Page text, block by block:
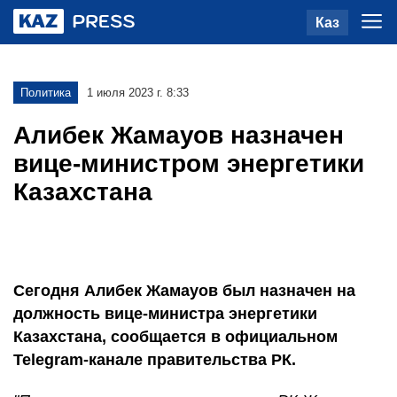
Каз
Политика 1 июля 2023 г. 8:33
Алибек Жамауов назначен
вице-министром энергетики
Казахстана
Сегодня Алибек Жамауов был назначен на
должность вице-министра энергетики
Казахстана, сообщается в официальном
Telegram-канале правительства РК.